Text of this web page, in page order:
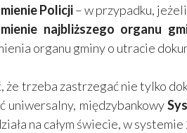
Policji– w przypadku,
najbliższego organu
organu gminy o utracie
że trzeba zastrzegać nie tylko
uniwersalny, międzybankowy
na całym świecie, w